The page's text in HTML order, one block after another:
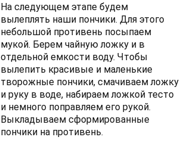
На следующем этапе будем
вылеплять наши пончики. Для этого
небольшой противень посыпаем
мукой. Берем чайную ложку и в
отдельной емкости воду. Чтобы
вылепить красивые и маленькие
творожные пончики, смачиваем ложку
и руку в воде, набираем ложкой тесто
и немного поправляем его рукой.
Выкладываем сформированные
пончики на противень.